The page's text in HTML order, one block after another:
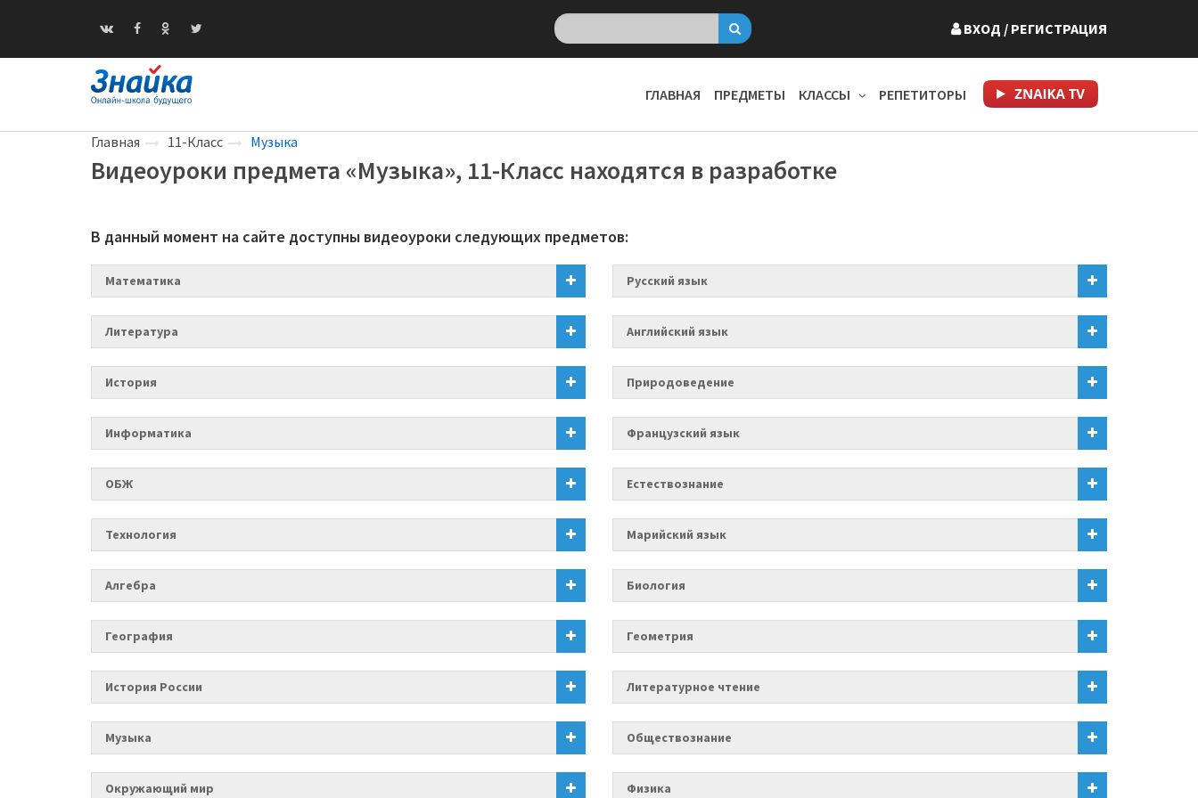
ВХОД / РЕГИСТРАЦИЯ
ГЛАВНАЯ ПРЕДМЕТЫ КЛАССЫ РЕПЕТИТОРЫ
Главная 11-Класс Музыка
Видеоуроки предмета «Музыка», 11-Класс находятся в разработке
В данный момент на сайте доступны видеоуроки следующих предметов:
Математика Русский язык
Литература Английский язык
История Природоведение
Информатика Французский язык
ОБЖ Естествознание
Технология Марийский язык
Алгебра Биология
География Геометрия
История России Литературное чтение
Музыка Обществознание
Окружающий мир Физика